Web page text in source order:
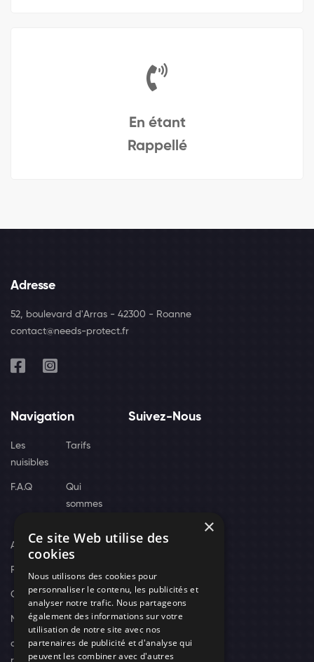
En étant
Rappellé
Adresse
52, boulevard d'Arras - 42300 - Roanne
contact@needs-protect.fr
Navigation
Les
nuisibles
Tarifs
F.A.Q
Qui
sommes
Actus
Recrutement
Contact
Nos techniciens
campagne-
Suivez-Nous
×
Ce site Web utilise des
cookies
Nous utilisons des cookies pour
personnaliser le contenu, les publicités et
analyser notre trafic. Nous partageons
également des informations sur votre
utilisation de notre site avec nos
partenaires de publicité et d'analyse qui
peuvent les combiner avec d'autres